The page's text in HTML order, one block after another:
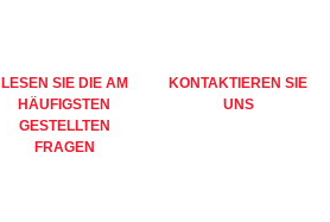
LESEN SIE DIE AM
HÄUFIGSTEN
GESTELLTEN
FRAGEN
KONTAKTIEREN SIE
UNS